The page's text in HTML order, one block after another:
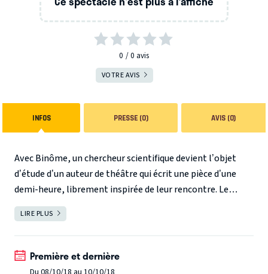
0 0 avis
VOTRE AVIS
INFOS PRESSE (0) AVIS (0)
Avec Binôme, un chercheur scientifique devient l’objet
d’étude d’un auteur de théâtre qui écrit une pièce d’une
demi-heure, librement inspirée de leur rencontre. Le
résultat est sensible, souvent drôle et nous offre un
regard inhabituel sur la science et ceux qui la font. Binôme
En partenariat avec la fête de la Science 2018
LIRE PLUS
Première et dernière